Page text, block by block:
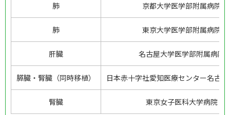
肺 京都大学医学部附属病院
肺 東京大学医学部附属病院
肝臓 名古屋大学医学部附属病院
膵臓・腎臓（同時移植） 日本赤十字社愛知医療センター名古
腎臓 東京女子医科大学病院